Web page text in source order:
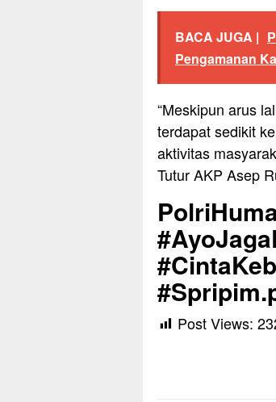
BACA JUGA |
Pengamanan
“Meskipun arus
terdapat sedikit
aktivitas
Tutur AKP Asep
Post Views: